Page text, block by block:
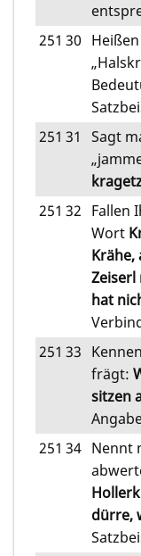
251 30
251 31
Sagt
251 32 Fallen
Wort
Krähe,
Zeiserl
hat
251 33
frägt:
sitzen
251 34 Nennt
dürre,